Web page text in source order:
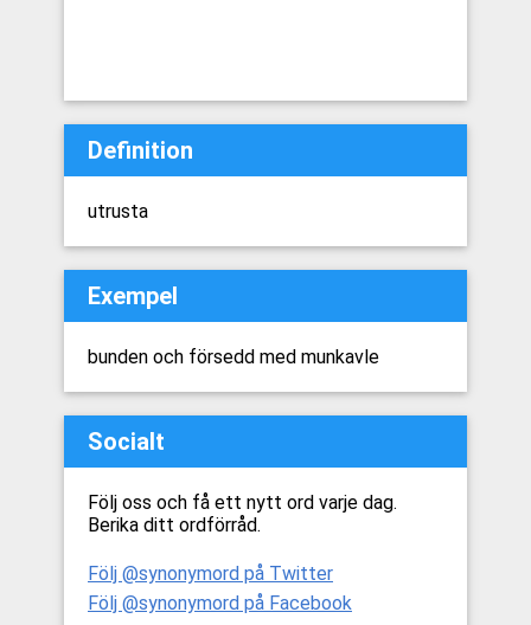
Definition
utrusta
Exempel
bunden och försedd med munkavle
Socialt
Följ oss och få ett nytt ord varje dag.
Berika ditt ordförråd.
Följ @synonymord på Twitter
Följ @synonymord på Facebook